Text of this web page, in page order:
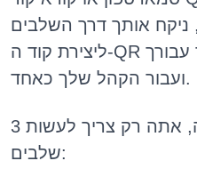
ניקח אותך דרך השלבים
ליצירת קוד ה-QR שלך, ונפשט את התהליך עבורך
ועבור הקהל שלך כאחד.
בקצרה ובמהירות רבה, אתה רק צריך לעשות 3
שלבים: